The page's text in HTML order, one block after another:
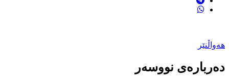
هەواڵنێر
دەربارەی نووسەر